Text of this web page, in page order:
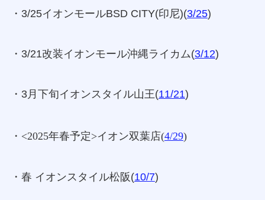
・3/25イオンモールBSD CITY(印尼)(3/25)
・3/21改装イオンモール沖縄ライカム(3/12)
・3月下旬イオンスタイル山王(11/21)
・<2025年春予定>イオン双葉店(4/29)
・春 イオンスタイル松阪(10/7)